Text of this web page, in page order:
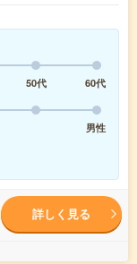
50代
60代
男性
詳しく見る